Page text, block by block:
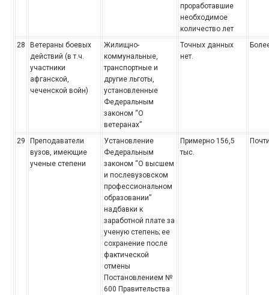
проработавшие
необходимое
количестволет
28
Ветераны боевых
действий (в т.ч.
участники
афганской,
чеченской войн)
Жилищно-
коммунальные,
транспортные и
другие льготы,
установленные
Федеральным
законом “О
ветеранах”
Точных данных
нет.
29
Преподаватели
вузов, имеющие
ученые степени
Установление
Федеральным
законом “О высшем
и послевузовском
профессиональном
образовании”
надбавки к
заработной плате за
ученую степень; ее
сохранение после
фактической
отмены
Постановлением №
600 Правительства
Примерно 156,5
тыс.